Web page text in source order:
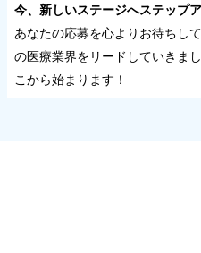
今、新しいステージへステップ
あなたの応募を心よりお待ちし
の医療業界をリードしていきま
こから始まります！